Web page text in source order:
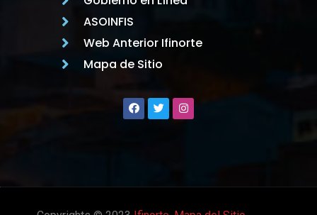
ASOINFIS
Web Anterior Ifinorte
Mapa de Sitio